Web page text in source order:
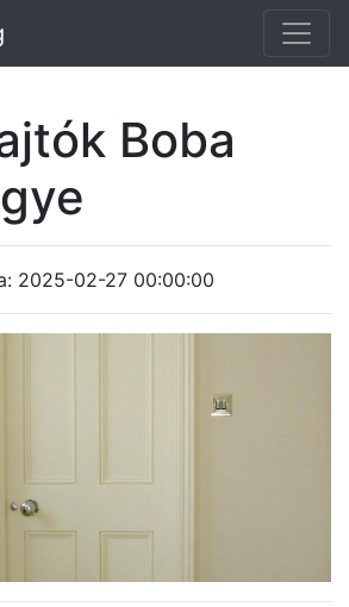
Boba
2025-02-27 00:00:00